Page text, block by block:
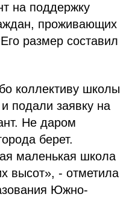
на поддержку
проживающих
размер составил
коллективу школы
подали заявку на
Не даром
берет.
маленькая школа
высот», - отметила
Южно-